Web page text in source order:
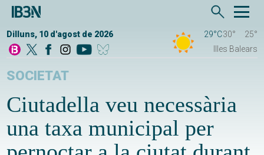
Dilluns, 10 d'agost de 2026 29°C30°
25°
Illes Balears
SOCIETAT
Ciutadella veu necessària
una taxa municipal per